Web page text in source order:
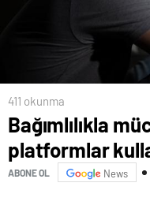
411 okunma
Bağımlılıkla
platformlar
ABONE OL News